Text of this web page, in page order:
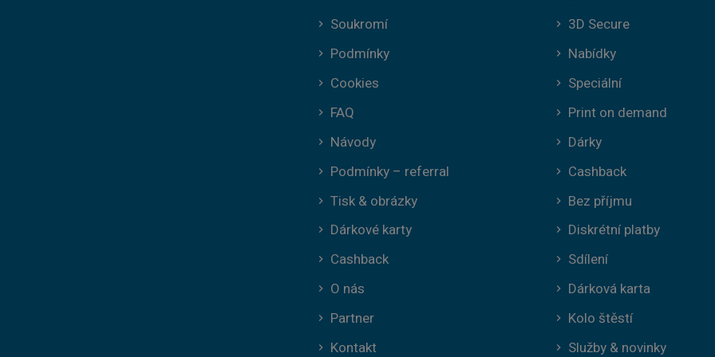
Soukromí
Podmínky
Cookies
FAQ
Návody
Podmínky – referral
Tisk & obrázky
Dárkové karty
Cashback
O nás
Partner
Kontakt
3D Secure
Nabídky
Speciální
Print on demand
Dárky
Cashback
Bez příjmu
Diskrétní platby
Sdílení
Dárková karta
Kolo štěstí
Služby & novinky